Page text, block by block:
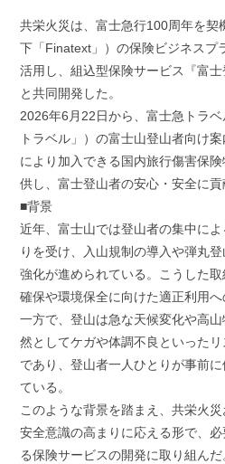
共栄火災は、富士急行100周年を契
下「Finatext」）の保険ビジネスプ
活用し、組込型保険サービス『富
と共同開発した。
2026年6月22日から、富士急トラ
トラベル」）の富士山登山者向け
により加入できる国内旅行傷害保
供し、富士登山者の安心・安全に貢
■背景
近年、富士山では登山者の集中に
りを受け、入山規制の導入や弾丸
強化が進められている。こうした
確保や環境保全に向けた適正利用へ
一方で、登山は急な天候変化や高
然としてケガや体調不良といった
であり、登山者一人ひとりが事前
ている。
このような背景を踏まえ、共栄火
安全意識の高まりに応える形で、
る保険サービスの開発に取り組ん